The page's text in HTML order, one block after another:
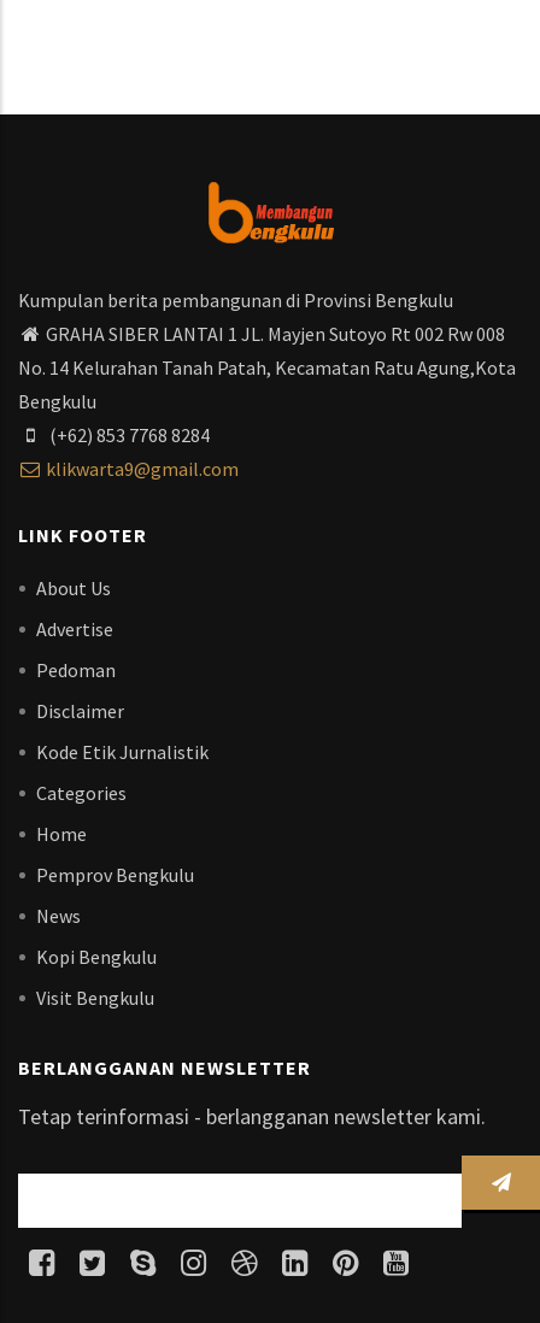
Kumpulan berita pembangunan di Provinsi Bengkulu
GRAHA SIBER LANTAI 1 JL. Mayjen Sutoyo Rt 002 Rw 008
No. 14 Kelurahan Tanah Patah, Kecamatan Ratu Agung,Kota
Bengkulu
(+62) 853 7768 8284
klikwarta9@gmail.com
LINK FOOTER
About Us
Advertise
Pedoman
Disclaimer
Kode Etik Jurnalistik
Categories
Home
Pemprov Bengkulu
News
Kopi Bengkulu
Visit Bengkulu
BERLANGGANAN NEWSLETTER
Tetap terinformasi - berlangganan newsletter kami.